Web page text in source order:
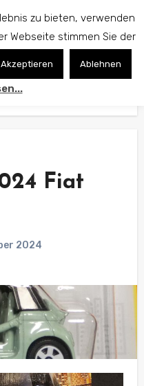
Fiat
2024
zu bieten, verwenden
Webseite stimmen Sie der
Akzeptieren Ablehnen